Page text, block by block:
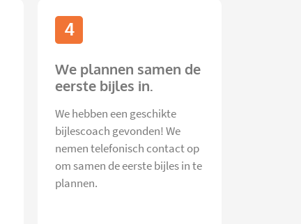
4
We plannen samen de
eerste bijles in.
We hebben een geschikte
bijlescoach gevonden! We
nemen telefonisch contact op
om samen de eerste bijles in te
plannen.